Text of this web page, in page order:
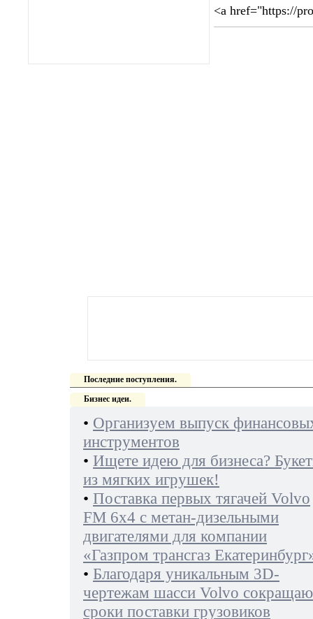
<a href="https://
Последние поступления.
Бизнес идеи.
• Организуем выпуск
инструментов
• Ищете идею для бизнеса?
из мягких игрушек!
• Поставка первых тягачей Volvo
FM 6х4 с метан-дизельными
двигателями для компании
«Газпром трансгаз
• Благодаря уникальным 3D-
чертежам шасси Volvo
сроки поставки грузовиков